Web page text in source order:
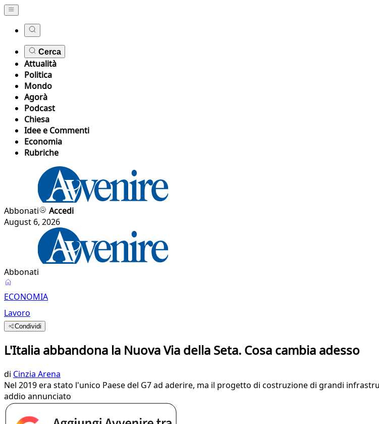
Cerca
Attualità
Politica
Mondo
Agorà
Podcast
Chiesa
Idee e Commenti
Economia
Rubriche
Abbonati
Accedi
August 6, 2026
Abbonati
ECONOMIA
Lavoro
Condividi
L'Italia abbandona la Nuova Via della Seta. Cosa cambia adesso
di Cinzia Arena
Nel 2019 era stato l'unico Paese del G7 ad aderire, ma il progetto di costruzione di grandi
addio annunciato